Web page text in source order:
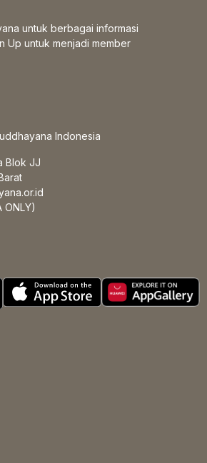
untuk berbagai informasi
Up untuk menjadi member
Indonesia
Blok JJ
ONLY)